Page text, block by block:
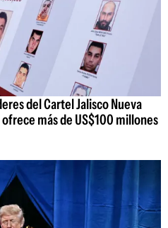
del Cartel Jalisco Nueva
más de US$100 millones